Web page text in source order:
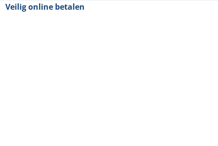
Veilig online betalen